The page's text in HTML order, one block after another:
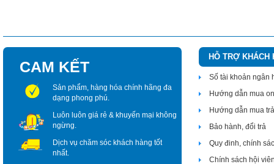
CAM KẾT
Sản phẩm, hàng hóa chính hãng đa
dạng phong phú.
Luôn luôn giá rẻ & khuyến mại không
ngừng.
Dịch vụ chăm sóc khách hàng tốt
nhất.
HỖ TRỢ KHÁCH
Số tài khoản ngân
Hướng dẫn mua
Hướng dẫn mua
Bảo hành, đổi trả
Quy đinh, chính
Chính sách hội